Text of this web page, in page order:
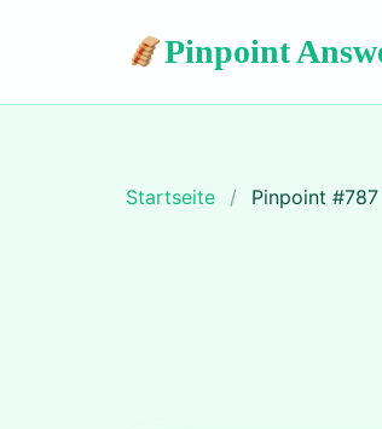
Pinpoint
Startseite / Pinpoint #787